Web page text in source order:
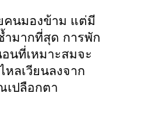
คนมองข้าม แต่มี
ำมากที่สุด การพัก
นที่เหมาะสมจะ
หลเวียนลงจาก
เปลือกตา